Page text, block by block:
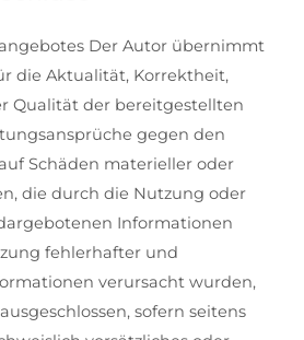
Der Autor übernimmt
die Aktualität, Korrektheit,
Qualität der bereitgestellten
gegen den
Schäden materieller oder
die durch die Nutzung oder
Informationen
fehlerhafter und
verursacht wurden,
sofern seitens